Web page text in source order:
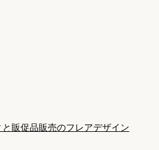
と販促品販売のフレアデザイン